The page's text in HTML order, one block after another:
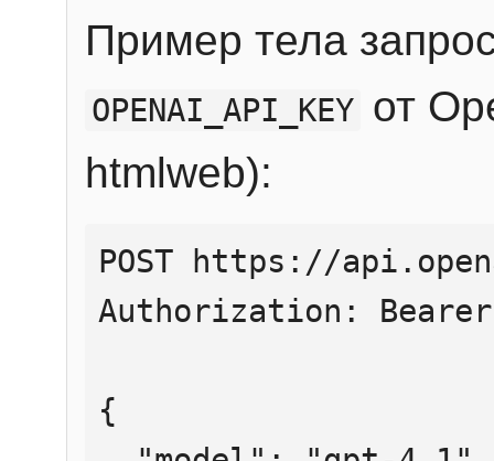
Пример тела
OPENAI_API_KEY от
htmlweb):
POST https://
Authorization:
{